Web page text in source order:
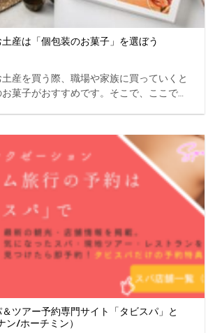
産は「個包装のお菓子」を選ぼう
産を買う際、職場や家族に買っていくと
菓子がおすすめです。そこで、ここでは
ツアー予約専門サイト「タビスパ」と
/ホーチミン）